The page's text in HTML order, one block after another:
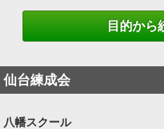
目的から
仙台練成会
八幡スクール